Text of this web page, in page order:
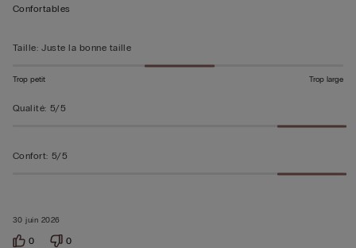
5sur 5
30 juin 2026
Confortables
Taille: Juste la bonne taille
Trop petit Trop large
Qualité: 5/5
Confort: 5/5
0 0